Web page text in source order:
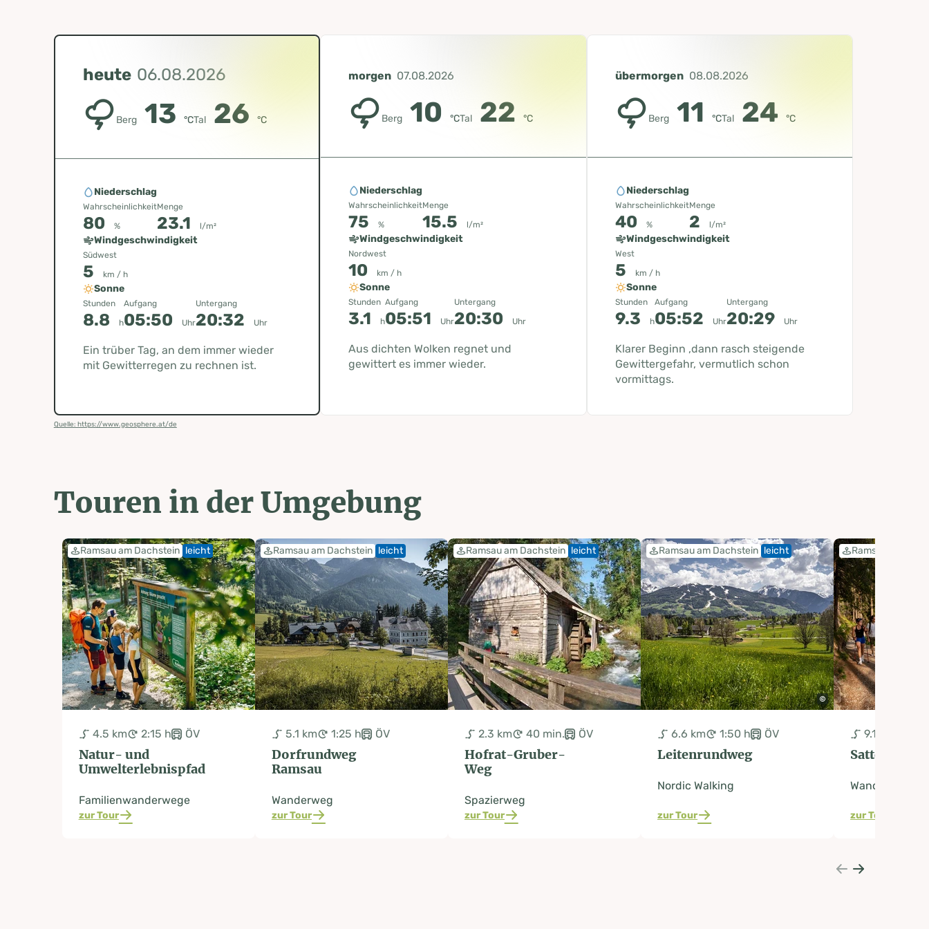
heute 06.08.2026
Berg 13 °CTal 26 °C
Niederschlag
Wahrscheinlichkeit
80 %
Menge
23.1 l/m²
Windgeschwindigkeit
Südwest
5 km / h
Sonne
Stunden
8.8 h
Aufgang
05:50 Uhr
Untergang
20:32 Uhr
Ein trüber Tag, an dem immer wieder
mit Gewitterregen zu rechnen ist.
morgen 07.08.2026
Berg 10 °CTal 22 °C
Niederschlag
Wahrscheinlichkeit
75 %
Menge
15.5 l/m²
Windgeschwindigkeit
Nordwest
10 km / h
Sonne
Stunden
3.1 h
Aufgang
05:51 Uhr
Untergang
20:30 Uhr
Aus dichten Wolken regnet und
gewittert es immer wieder.
übermorgen 08.08.2026
Berg 11 °CTal 24 °C
Niederschlag
Wahrscheinlichkeit
40 %
Menge
2 l/m²
Windgeschwindigkeit
West
5 km / h
Sonne
Stunden
9.3 h
Aufgang
05:52 Uhr
Untergang
20:29 Uhr
Klarer Beginn ,dann rasch steigende
Gewittergefahr, vermutlich schon
vormittags.
Quelle: https://www.geosphere.at/de
Touren in der Umgebung
Ramsau am Dachstein leicht
4.5 km 2:15 h ÖV
Natur- und
Umwelterlebnispfad
Familienwanderwege
zur Tour
Ramsau am Dachstein leicht
5.1 km 1:25 h ÖV
Dorfrundweg
Ramsau
Wanderweg
zur Tour
Ramsau am Dachstein leicht
2.3 km 40 min. ÖV
Hofrat-Gruber-
Weg
Spazierweg
zur Tour
Ramsau am Dachstein leicht
6.6 km 1:50 h ÖV
Leitenrundweg
Nordic Walking
zur Tour
Ramsau am
9.1 km
Wanderweg
zur Tour